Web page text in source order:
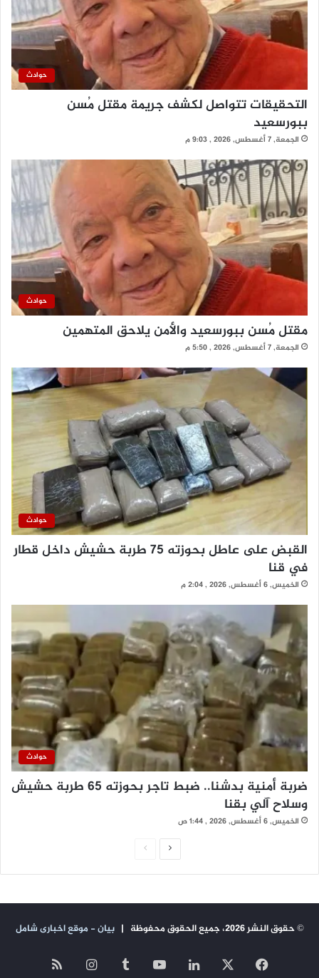
حوادث
التحقيقات تتواصل لكشف جريمة مقتل مُسن
ببورسعيد
الجمعة, 7 أغسطس, 2026 , 9:03 م
حوادث
مقتل مُسن ببورسعيد والأمن يلاحق المتهمين
الجمعة, 7 أغسطس, 2026 , 5:50 م
حوادث
القبض على عاطل بحوزته 75 طربة حشيش داخل قطار
في قنا
الخميس, 6 أغسطس, 2026 , 2:04 م
حوادث
ضربة أمنية بدشنا.. ضبط تاجر بحوزته 65 طربة حشيش
وسلاح آلي بقنا
الخميس, 6 أغسطس, 2026 , 1:44 ص
ح
ح
© حقوق النشر 2026، جميع الحقوق محفوظة | بيان - موقع اخبارى شامل
فيسبوك لينكدإن ‫YouTube انستقرام